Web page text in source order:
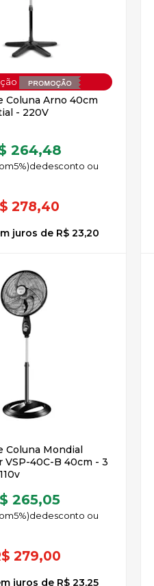
Coluna Arno 40cm
- 220V
264,48
de
5%)
278,40
de R$ 23,20
juros
Coluna Mondial
VSP-40C-B 40cm - 3
265,05
de
5%)
279,00
de R$ 23,25
juros